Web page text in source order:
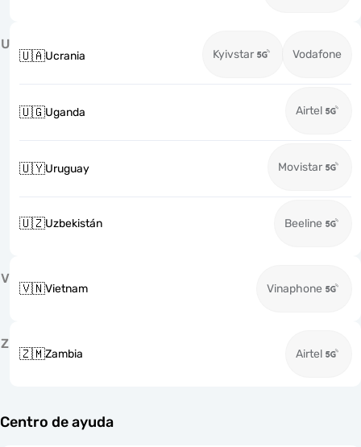
U
🇺🇦Ucrania Kyivstar Vodafone
🇺🇬Uganda Airtel
🇺🇾Uruguay Movistar
🇺🇿Uzbekistán Beeline
V
🇻🇳Vietnam Vinaphone
Z
🇿🇲Zambia Airtel
Centro de ayuda